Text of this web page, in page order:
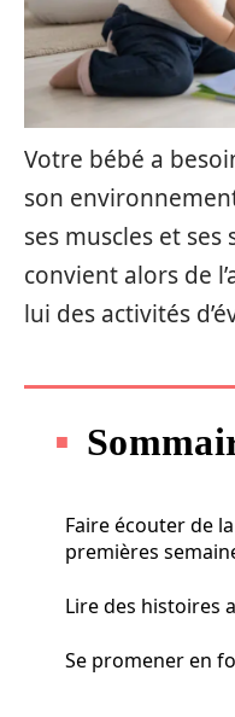
Votre bébé a
son
ses muscles et
convient alors de
lui des activités
Faire écouter de
premières
Lire des histoires
Se promener en